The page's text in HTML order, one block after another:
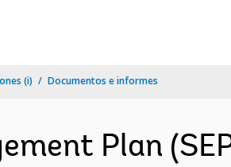
(i) Documentos e informes
Plan